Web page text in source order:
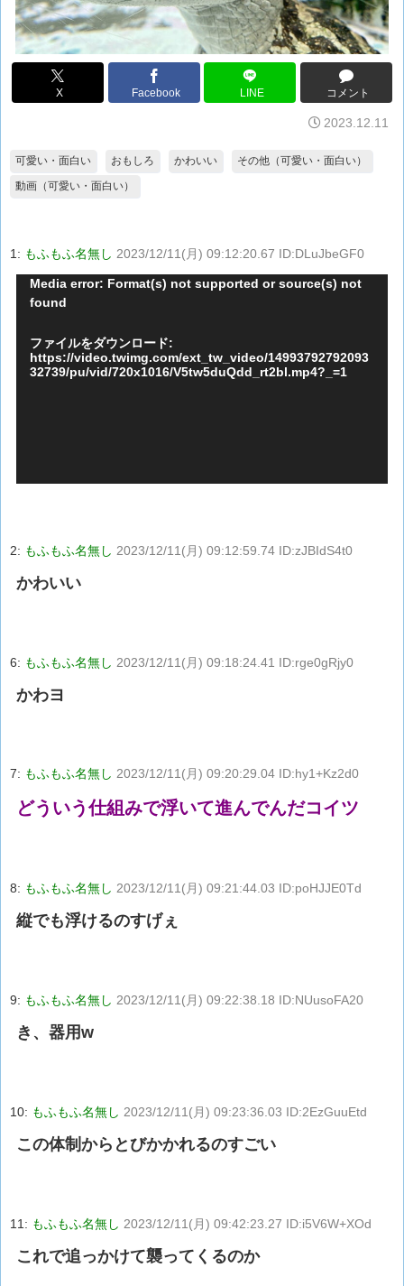
X Facebook LINE コメント
2023.12.11
可愛い・面白い おもしろ かわいい
その他（可愛い・面白い）
動画（可愛い・面白い）
1: もふもふ名無し 2023/12/11(月) 09:12:20.67 ID:DLuJbeGF0
動
画
プ
レ
Media error: Format(s) not supported or source(s) not
found
ファイルをダウンロード:
https://video.twimg.com/ext_tw_video/14993792792093
32739/pu/vid/720x1016/V5tw5duQdd_rt2bl.mp4?_=1
2: もふもふ名無し 2023/12/11(月) 09:12:59.74 ID:zJBIdS4t0
かわいい
6: もふもふ名無し 2023/12/11(月) 09:18:24.41 ID:rge0gRjy0
かわヨ
7: もふもふ名無し 2023/12/11(月) 09:20:29.04 ID:hy1+Kz2d0
どういう仕組みで浮いて進んでんだコイツ
8: もふもふ名無し 2023/12/11(月) 09:21:44.03 ID:poHJJE0Td
縦でも浮けるのすげぇ
9: もふもふ名無し 2023/12/11(月) 09:22:38.18 ID:NUusoFA20
き、器用w
10: もふもふ名無し 2023/12/11(月) 09:23:36.03 ID:2EzGuuEtd
この体制からとびかかれるのすごい
11: もふもふ名無し 2023/12/11(月) 09:42:23.27 ID:i5V6W+XOd
これで追っかけて襲ってくるのか